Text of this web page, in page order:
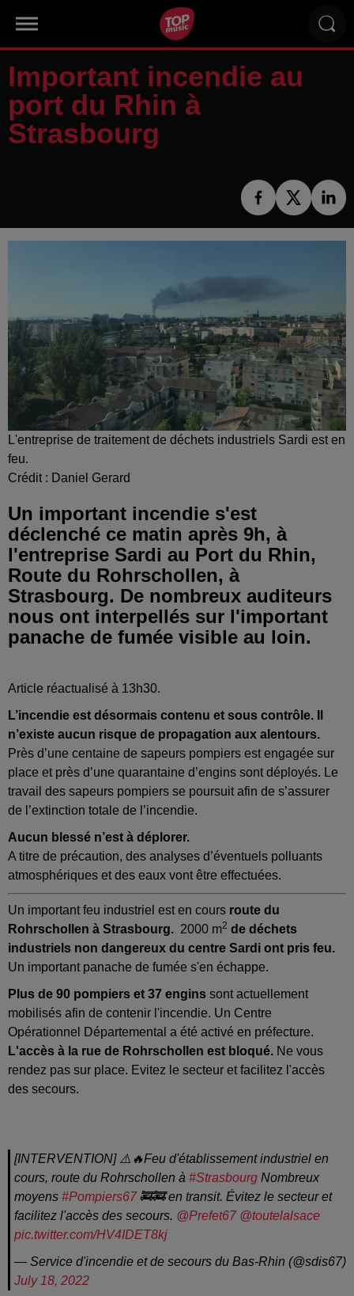
Important incendie au
port du Rhin à
Strasbourg
L'entreprise de traitement de déchets industriels Sardi est en
feu.
Crédit : Daniel Gerard
Un important incendie s'est
déclenché ce matin après 9h, à
l'entreprise Sardi au Port du Rhin,
Route du Rohrschollen, à
Strasbourg. De nombreux auditeurs
nous ont interpellés sur l'important
panache de fumée visible au loin.
Article réactualisé à 13h30.
L’incendie est désormais contenu et sous contrôle. Il
n’existe aucun risque de propagation aux alentours.
Près d’une centaine de sapeurs pompiers est engagée sur
place et près d’une quarantaine d’engins sont déployés. Le
travail des sapeurs pompiers se poursuit afin de s’assurer
de l’extinction totale de l’incendie.
Aucun blessé n’est à déplorer.
A titre de précaution, des analyses d’éventuels polluants
atmosphériques et des eaux vont être effectuées.
Un important feu industriel est en cours route du
Rohrschollen à Strasbourg. 2000 m2 de déchets
industriels non dangereux du centre Sardi ont pris feu.
Un important panache de fumée s'en échappe.
Plus de 90 pompiers et 37 engins sont actuellement
mobilisés afin de contenir l'incendie. Un Centre
Opérationnel Départemental a été activé en préfecture.
L'accès à la rue de Rohrschollen est bloqué. Ne vous
rendez pas sur place. Evitez le secteur et facilitez l'accès
des secours.
[INTERVENTION] ⚠️🔥Feu d'établissement industriel en
cours, route du Rohrschollen à #Strasbourg Nombreux
moyens #Pompiers67🚒🚒 en transit. Évitez le secteur et
facilitez l'accès des secours. @Prefet67 @toutelalsace
pic.twitter.com/HV4IDET8kj
— Service d'incendie et de secours du Bas-Rhin (@sdis67)
July 18, 2022